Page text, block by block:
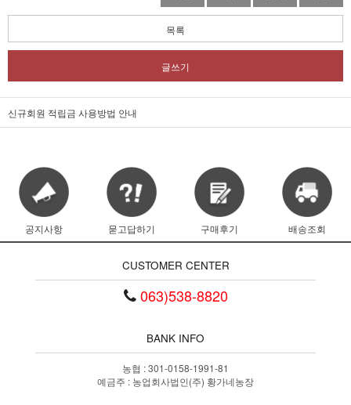
목록
글쓰기
신규회원 적립금 사용방법 안내
공지사항 묻고답하기 구매후기 배송조회
CUSTOMER CENTER
063)538-8820
BANK INFO
농협 : 301-0158-1991-81
예금주 : 농업회사법인(주) 황가네농장